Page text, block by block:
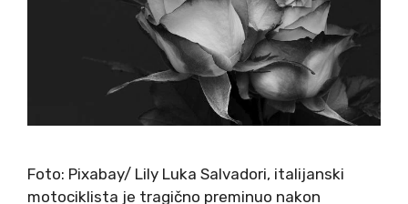
Foto: Pixabay/ Lily Luka Salvadori, italijanski
motociklista je tragično preminuo nakon